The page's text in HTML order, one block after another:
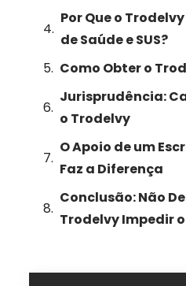
Por Que o
de Saúde e SUS?
Como Obter o
Jurisprudência:
o Trodelvy
O Apoio de um
Faz a Diferença
Conclusão: Não
Trodelvy Impedir